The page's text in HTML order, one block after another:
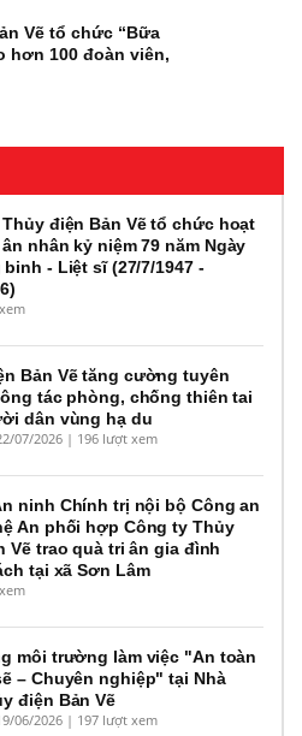
Vẽ tổ chức “Bữa
hơn 100 đoàn viên,
điện Bản Vẽ tổ chức hoạt
nhân kỷ niệm 79 năm Ngày
- Liệt sĩ (27/7/1947 -
Bản Vẽ tăng cường tuyên
tác phòng, chống thiên tai
dân vùng hạ du
07/2026 | 196 lượt xem
ninh Chính trị nội bộ Công an
An phối hợp Công ty Thủy
Vẽ trao quà tri ân gia đình
tại xã Sơn Lâm
môi trường làm việc "An toàn
– Chuyên nghiệp" tại Nhà
điện Bản Vẽ
06/2026 | 197 lượt xem